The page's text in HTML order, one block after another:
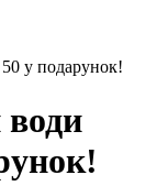
у подарунок!